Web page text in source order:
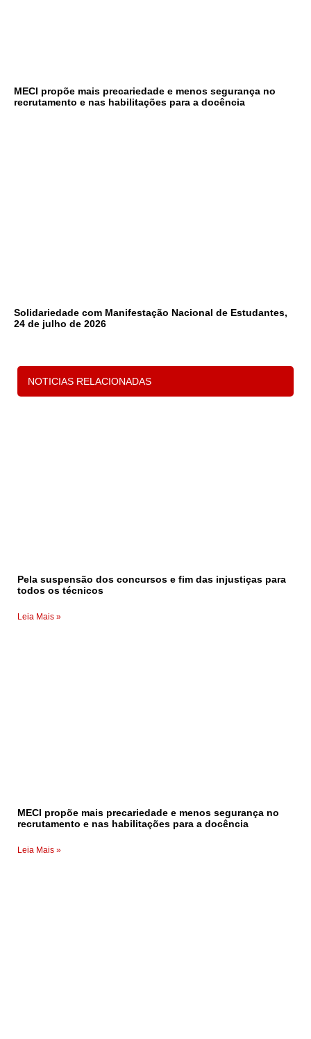
MECI propõe mais precariedade e menos segurança no
recrutamento e nas habilitações para a docência
Solidariedade com Manifestação Nacional de Estudantes,
24 de julho de 2026
1 2 3
NOTICIAS RELACIONADAS
Pela suspensão dos concursos e fim das injustiças para
todos os técnicos
Leia Mais »
MECI propõe mais precariedade e menos segurança no
recrutamento e nas habilitações para a docência
Leia Mais »